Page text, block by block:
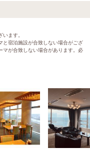
ます。
と宿泊施設が合致しない場合がござ
マが合致しない場合があります。必